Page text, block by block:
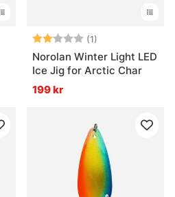
Betyg: (1)
Norolan Winter Light LED
Ice Jig for Arctic Char
199 kr